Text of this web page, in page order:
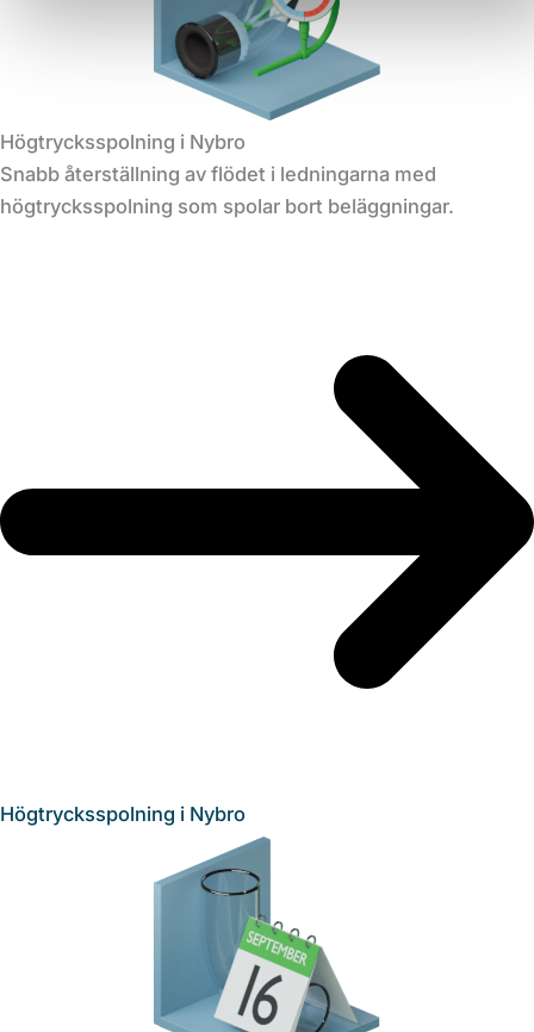
Högtrycksspolning i Nybro
Snabb återställning av flödet i ledningarna med
högtrycksspolning som spolar bort beläggningar.
Högtrycksspolning i Nybro